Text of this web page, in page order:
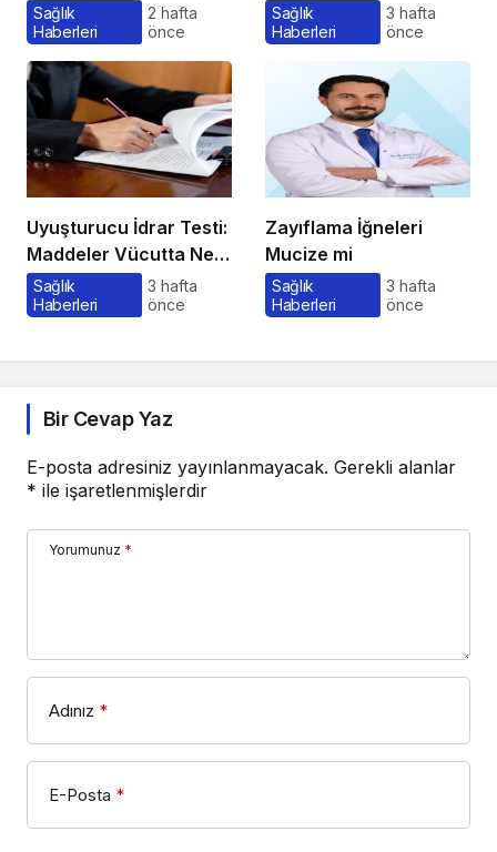
Satın Alma Psikolojisi
Sağlık
Haberleri
2 hafta
önce
Önemi ve Bilinmesi
Gerekenler
Sağlık
Haberleri
3 hafta
önce
Uyuşturucu İdrar Testi:
Maddeler Vücutta Ne
Kadar Kalır, Süreç
Nasıl İşler?
Sağlık
Haberleri
3 hafta
önce
Zayıflama İğneleri
Mucize mi
Sağlık
Haberleri
3 hafta
önce
Bir Cevap Yaz
E-posta adresiniz yayınlanmayacak. Gerekli alanlar
* ile işaretlenmişlerdir
Yorumunuz *
Adınız *
E-Posta *